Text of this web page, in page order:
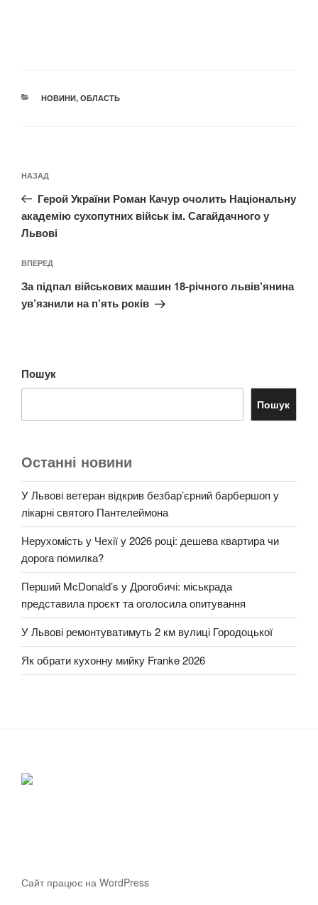
КАТЕГОРІЇ
НОВИНИ, ОБЛАСТЬ
записів
Попередній
запис:
НАЗАД
Герой України Роман Качур очолить Національну
академію сухопутних військ ім. Сагайдачного у
Львові
Наступний
запис
ВПЕРЕД
За підпал військових машин 18-річного львів’янина
ув’язнили на п’ять років
Пошук
Пошук
Останні новини
У Львові ветеран відкрив безбар’єрний барбершоп у
лікарні святого Пантелеймона
Нерухомість у Чехії у 2026 році: дешева квартира чи
дорога помилка?
Перший McDonald’s у Дрогобичі: міськрада
представила проєкт та оголосила опитування
У Львові ремонтуватимуть 2 км вулиці Городоцької
Як обрати кухонну мийку Franke 2026
Сайт працює на WordPress